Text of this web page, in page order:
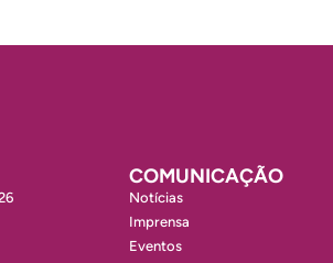
COMUNICAÇÃO
Notícias
Imprensa
Eventos